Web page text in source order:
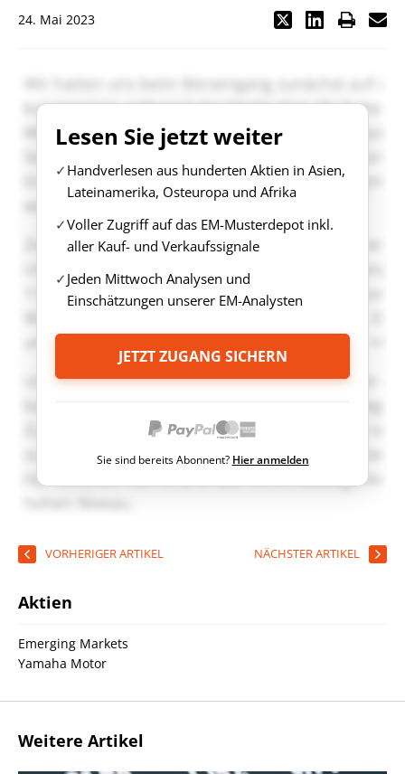
24. Mai 2023
Lesen Sie jetzt weiter
Handverlesen aus hunderten Aktien in Asien,
Lateinamerika, Osteuropa und Afrika
Voller Zugriff auf das EM-Musterdepot inkl.
aller Kauf- und Verkaufssignale
Jeden Mittwoch Analysen und
Einschätzungen unserer EM-Analysten
JETZT ZUGANG SICHERN
Sie sind bereits Abonnent? Hier anmelden
VORHERIGER ARTIKEL NÄCHSTER ARTIKEL
Aktien
Emerging Markets
Yamaha Motor
Weitere Artikel